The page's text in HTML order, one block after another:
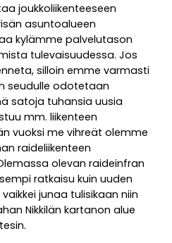
joukkoliikenteeseen
asuntoalueen
kylämme palvelutason
tulevaisuudessa. Jos
silloin emme varmasti
seudulle odotetaan
satoja tuhansia uusia
mm. liikenteen
vuoksi me vihreät olemme
raideliikenteen
olevan raideinfran
ratkaisu kuin uuden
junaa tulisikaan niin
Nikkilän kartanon alue